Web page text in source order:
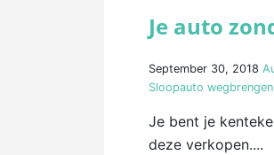
Je auto
September 30, 2018
Sloopauto wegbrengen
Je bent je
deze verkopen....